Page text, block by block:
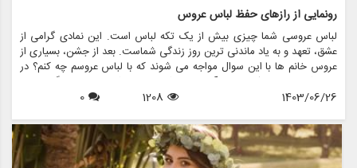
رونمایی از رازهای حفظ لباس عروس
لباس عروسی شما چیزی بیش از یک تکه لباس است. این نمادی گرامی از
عشق، تعهد و به یاد ماندنی ترین روز زندگی شماست. بعد از جشن، بسیاری از
عروس خانم ها با این سوال مواجه می شوند که با لباس عروسم چه کنم؟ در
حالی که برخی ممکن است آن را بفروشند یا اهدا کنند، برخی دیگر ترجیح
می دهند آن را برای نسل های آینده یا به دلایل احساسی حفظ کنند. در این
کنیم که لباس شما به زیبایی روزی که آن را پوشیده اید، باقی می ماند.
همچنین نشان خواهیم داد که چگونه فروشگاه هایی مانند مزون چرخچی می
توانند به عروس ها در همه چیز از اجاره تا نگهداری کمک کنند.
1403/06/26
1208
0